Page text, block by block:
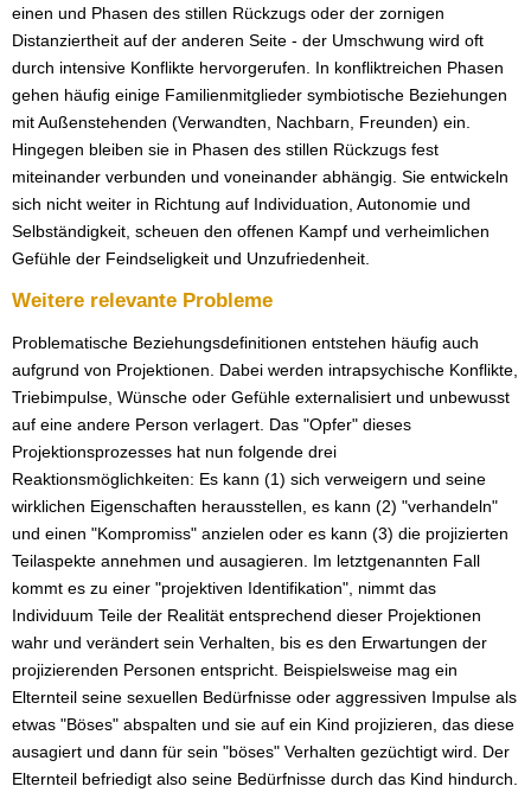
einen und Phasen des stillen Rückzugs oder der zornigen
Distanziertheit auf der anderen Seite - der Umschwung wird oft
durch intensive Konflikte hervorgerufen. In konfliktreichen Phasen
gehen häufig einige Familienmitglieder symbiotische Beziehungen
mit Außenstehenden (Verwandten, Nachbarn, Freunden) ein.
Hingegen bleiben sie in Phasen des stillen Rückzugs fest
miteinander verbunden und voneinander abhängig. Sie entwickeln
sich nicht weiter in Richtung auf Individuation, Autonomie und
Selbständigkeit, scheuen den offenen Kampf und verheimlichen
Gefühle der Feindseligkeit und Unzufriedenheit.
Weitere relevante Probleme
Problematische Beziehungsdefinitionen entstehen häufig auch
aufgrund von Projektionen. Dabei werden intrapsychische Konflikte,
Triebimpulse, Wünsche oder Gefühle externalisiert und unbewusst
auf eine andere Person verlagert. Das "Opfer" dieses
Projektionsprozesses hat nun folgende drei
Reaktionsmöglichkeiten: Es kann (1) sich verweigern und seine
wirklichen Eigenschaften herausstellen, es kann (2) "verhandeln"
und einen "Kompromiss" anzielen oder es kann (3) die projizierten
Teilaspekte annehmen und ausagieren. Im letztgenannten Fall
kommt es zu einer "projektiven Identifikation", nimmt das
Individuum Teile der Realität entsprechend dieser Projektionen
wahr und verändert sein Verhalten, bis es den Erwartungen der
projizierenden Personen entspricht. Beispielsweise mag ein
Elternteil seine sexuellen Bedürfnisse oder aggressiven Impulse als
etwas "Böses" abspalten und sie auf ein Kind projizieren, das diese
ausagiert und dann für sein "böses" Verhalten gezüchtigt wird. Der
Elternteil befriedigt also seine Bedürfnisse durch das Kind hindurch.